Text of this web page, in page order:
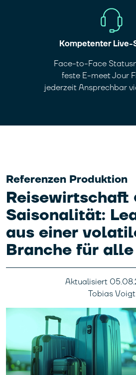
Kompetenter Live-
Face-to-Face
feste E-meet Jour
jederzeit Ansprechbar
Referenzen Produktion
Reisewirtschaft
Saisonalität:
aus einer
Branche für alle
Aktualisiert
Tobias Voigt